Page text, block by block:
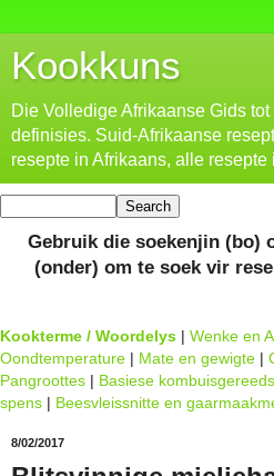
Kookkuns
Die Volledige Afrikaanse Gids
definisies. Suid-Afrikaanse
resepte in Afrikaans, alle resepte
Gebruik die soekenjin (bo)
(onder) om te soek vir
Kookterme / Woordelys | Wenke en
Oondtemperature | Mate en gewigte |
Pangroottes | Basiese
spens | Beesvleissnitte en
8/02/2017